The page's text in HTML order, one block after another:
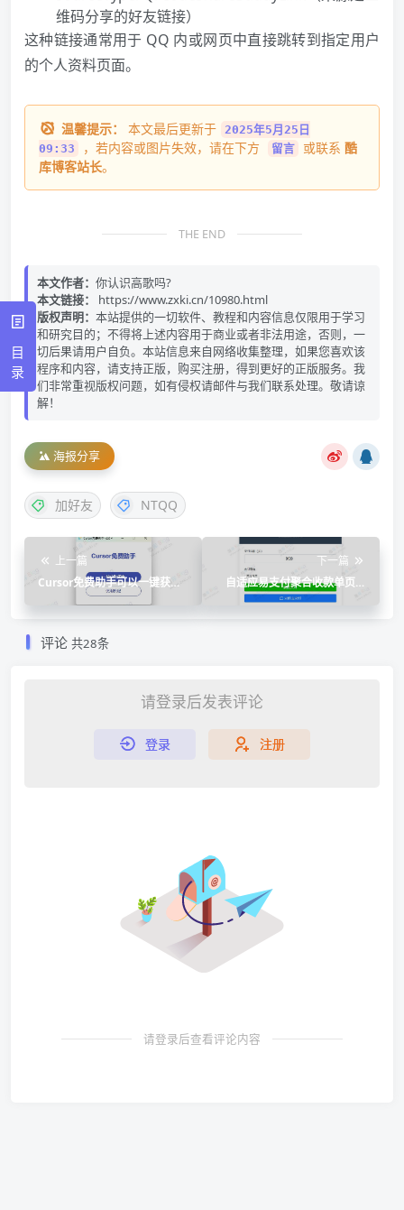
维码分享的好友链接）
这种链接通常用于 QQ 内或网页中直接跳转到指定用户
的个人资料页面。
温馨提示： 本文最后更新于
2025年5月25日
09:33
，若内容或图片失效，请在下方 留言 或联系 酷
库博客站长。
THE END
本文作者： 你认识高歌吗?
本文链接：
https://www.zxki.cn/10980.html
版权声明： 本站提供的一切软件、教程和内容信息仅限用于学习
和研究目的；不得将上述内容用于商业或者非法用途，否则，一
切后果请用户自负。本站信息来自网络收集整理，如果您喜欢该
程序和内容，请支持正版，购买注册，得到更好的正版服务。我
们非常重视版权问题，如有侵权请邮件与我们联系处理。敬请谅
解！
海报分享
加好友 NTQQ
上一篇
Cursor免费助手可以一键获取
新额度、解决机器码问题
下一篇
自适应易支付聚合收款单页源
评论 共28条
请登录后发表评论
登录 注册
请登录后查看评论内容
目
录